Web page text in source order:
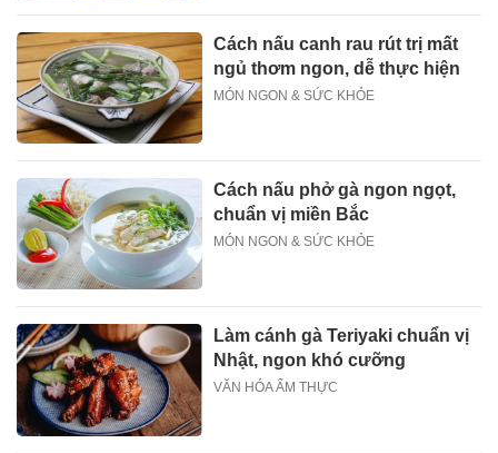
Cách nấu canh rau rút trị mất
ngủ thơm ngon, dễ thực hiện
MÓN NGON & SỨC KHỎE
Cách nấu phở gà ngon ngọt,
chuẩn vị miền Bắc
MÓN NGON & SỨC KHỎE
Làm cánh gà Teriyaki chuẩn vị
Nhật, ngon khó cưỡng
VĂN HÓA ẨM THỰC